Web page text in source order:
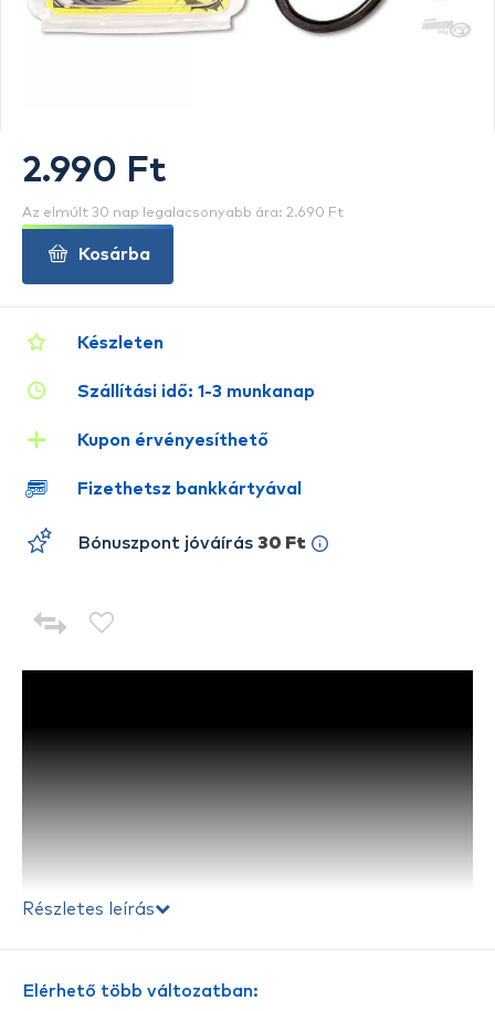
Részletes leírás
Elérhető több változatban:
Készleten
Szállítási idő: 1-3 munkanap
Kupon érvényesíthető
Fizethetsz bankkártyával
Bónuszpont jóváírás 30 Ft
2.990 Ft
Az elmúlt 30 nap legalacsonyabb ára: 2.690 Ft
Kosárba